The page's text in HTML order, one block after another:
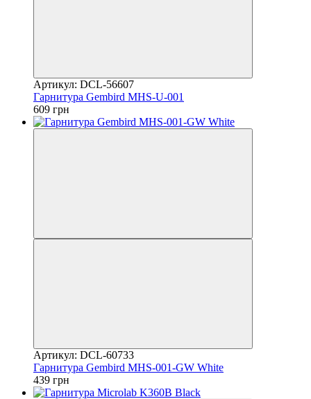
Артикул: DCL-56607
Гарнитура Gembird MHS-U-001
609 грн
Артикул: DCL-60733
Гарнитура Gembird MHS-001-GW White
439 грн